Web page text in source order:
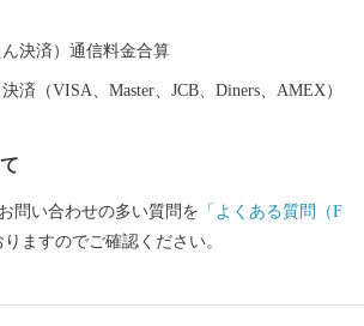
評価を得ています。
ん決済）通信料金合算
済（VISA、Master、JCB、Diners、AMEX）
問い合わせの多い質問を 「よくある質問（F
ますのでご確認ください。